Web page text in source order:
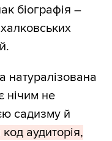
біографія –
натуралізована
нічим не
садизму й
аудиторія,